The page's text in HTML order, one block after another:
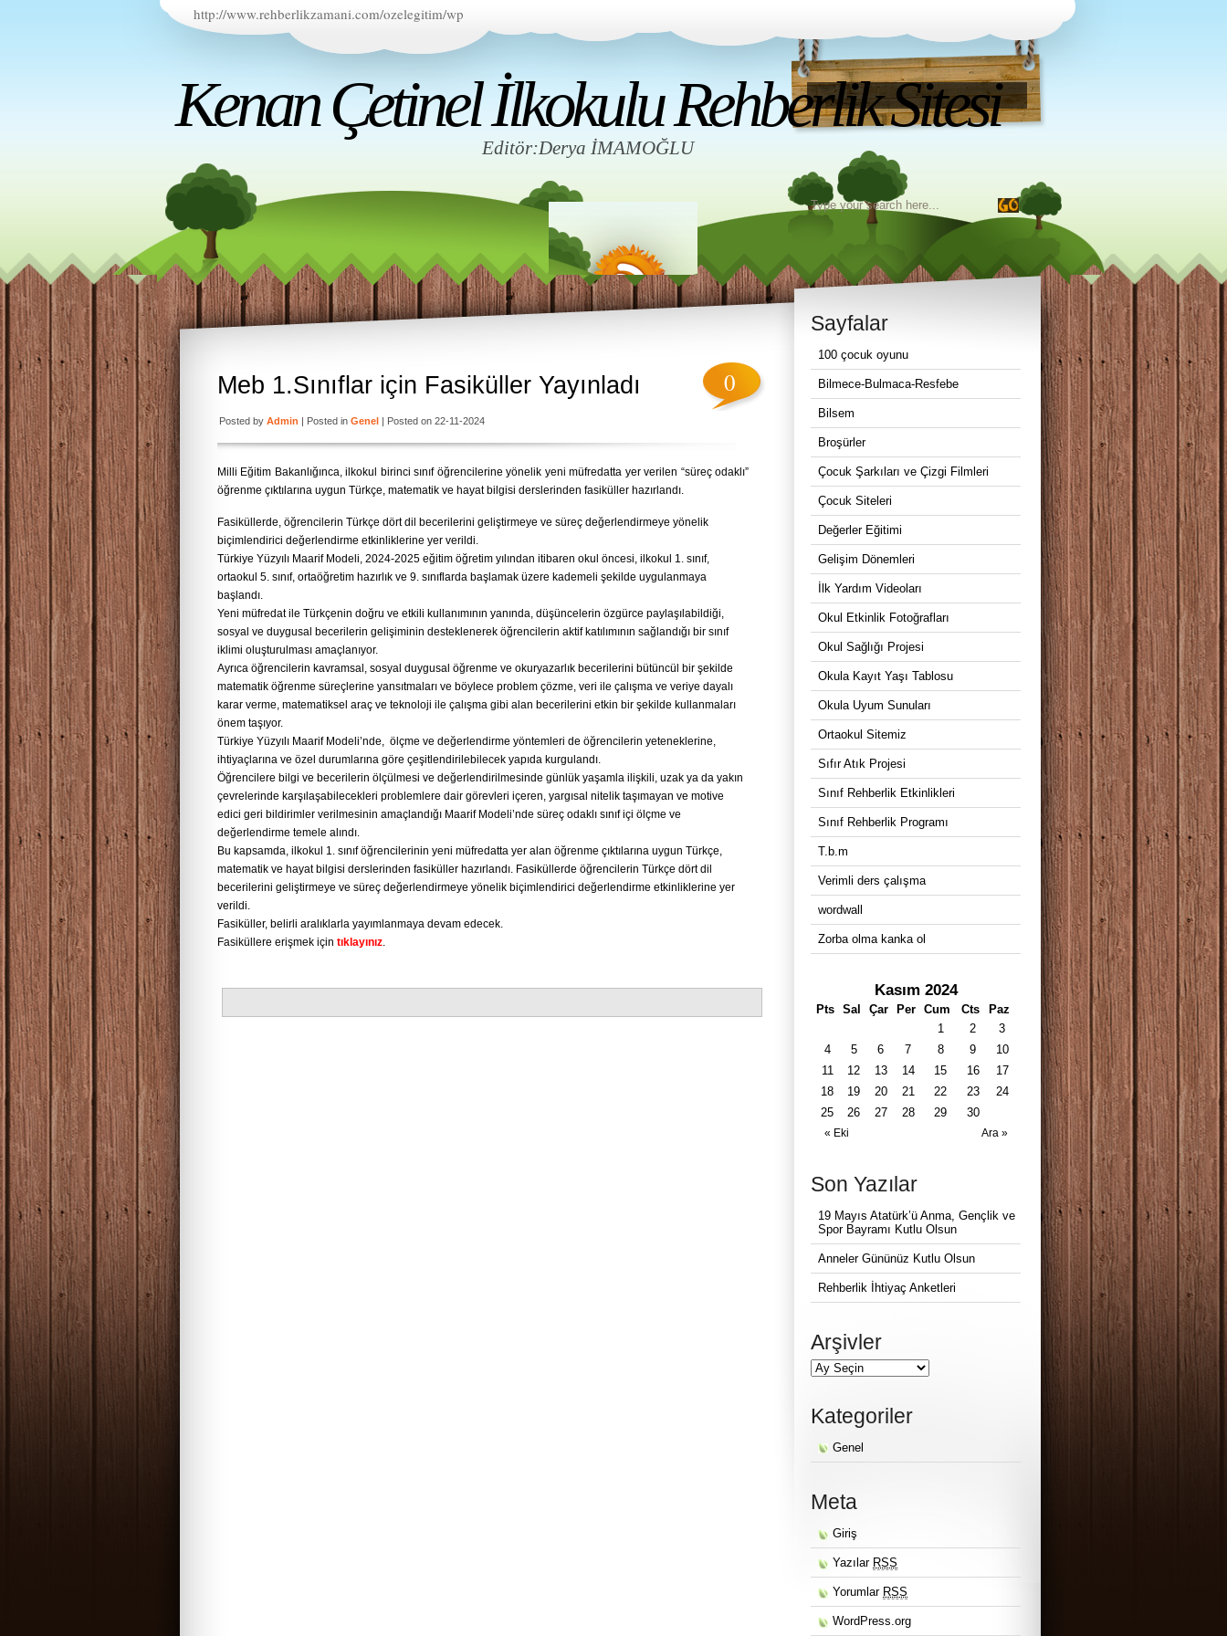
http://www.rehberlikzamani.com/ozelegitim/wp
Kenan Çetinel İlkokulu Rehberlik Sitesi
Editör:Derya İMAMOĞLU
Meb 1.Sınıflar için Fasiküller Yayınladı 0
Posted by Admin | Posted in Genel | Posted on 22-11-2024
Milli Eğitim Bakanlığınca, ilkokul birinci sınıf öğrencilerine yönelik yeni müfredatta yer verilen “süreç odaklı”
öğrenme çıktılarına uygun Türkçe, matematik ve hayat bilgisi derslerinden fasiküller hazırlandı.
Fasiküllerde, öğrencilerin Türkçe dört dil becerilerini geliştirmeye ve süreç değerlendirmeye yönelik
biçimlendirici değerlendirme etkinliklerine yer verildi.
Türkiye Yüzyılı Maarif Modeli, 2024-2025 eğitim öğretim yılından itibaren okul öncesi, ilkokul 1. sınıf,
ortaokul 5. sınıf, ortaöğretim hazırlık ve 9. sınıflarda başlamak üzere kademeli şekilde uygulanmaya
başlandı.
Yeni müfredat ile Türkçenin doğru ve etkili kullanımının yanında, düşüncelerin özgürce paylaşılabildiği,
sosyal ve duygusal becerilerin gelişiminin desteklenerek öğrencilerin aktif katılımının sağlandığı bir sınıf
iklimi oluşturulması amaçlanıyor.
Ayrıca öğrencilerin kavramsal, sosyal duygusal öğrenme ve okuryazarlık becerilerini bütüncül bir şekilde
matematik öğrenme süreçlerine yansıtmaları ve böylece problem çözme, veri ile çalışma ve veriye dayalı
karar verme, matematiksel araç ve teknoloji ile çalışma gibi alan becerilerini etkin bir şekilde kullanmaları
önem taşıyor.
Türkiye Yüzyılı Maarif Modeli’nde, ölçme ve değerlendirme yöntemleri de öğrencilerin yeteneklerine,
ihtiyaçlarına ve özel durumlarına göre çeşitlendirilebilecek yapıda kurgulandı.
Öğrencilere bilgi ve becerilerin ölçülmesi ve değerlendirilmesinde günlük yaşamla ilişkili, uzak ya da yakın
çevrelerinde karşılaşabilecekleri problemlere dair görevleri içeren, yargısal nitelik taşımayan ve motive
edici geri bildirimler verilmesinin amaçlandığı Maarif Modeli’nde süreç odaklı sınıf içi ölçme ve
değerlendirme temele alındı.
Bu kapsamda, ilkokul 1. sınıf öğrencilerinin yeni müfredatta yer alan öğrenme çıktılarına uygun Türkçe,
matematik ve hayat bilgisi derslerinden fasiküller hazırlandı. Fasiküllerde öğrencilerin Türkçe dört dil
becerilerini geliştirmeye ve süreç değerlendirmeye yönelik biçimlendirici değerlendirme etkinliklerine yer
verildi.
Fasiküller, belirli aralıklarla yayımlanmaya devam edecek.
Fasiküllere erişmek için tıklayınız.
Sayfalar
100 çocuk oyunu
Bilmece-Bulmaca-Resfebe
Bilsem
Broşürler
Çocuk Şarkıları ve Çizgi Filmleri
Çocuk Siteleri
Değerler Eğitimi
Gelişim Dönemleri
İlk Yardım Videoları
Okul Etkinlik Fotoğrafları
Okul Sağlığı Projesi
Okula Kayıt Yaşı Tablosu
Okula Uyum Sunuları
Ortaokul Sitemiz
Sıfır Atık Projesi
Sınıf Rehberlik Etkinlikleri
Sınıf Rehberlik Programı
T.b.m
Verimli ders çalışma
wordwall
Zorba olma kanka ol
Kasım 2024
Pts Sal Çar Per Cum Cts Paz
« Eki Ara »
1 2
3
4
5 6 7 8 9
10
11
12 13 14 15 16
17
18
19 20 21 22 23
24
25
26 27 28 29 30
Son Yazılar
19 Mayıs Atatürk’ü Anma, Gençlik ve
Spor Bayramı Kutlu Olsun
Anneler Gününüz Kutlu Olsun
Rehberlik İhtiyaç Anketleri
Arşivler
Kategoriler
Genel
Meta
Giriş
Yazılar RSS
Yorumlar RSS
WordPress.org